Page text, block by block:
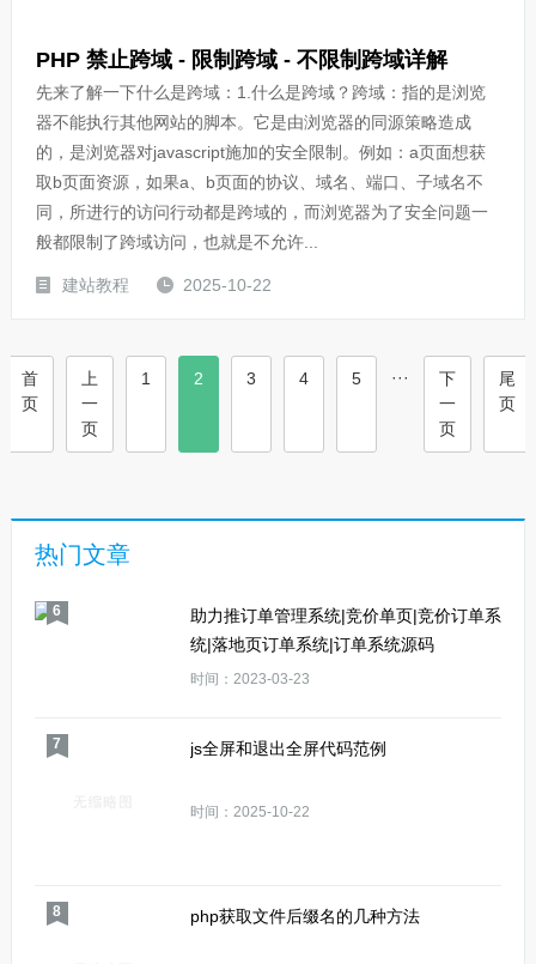
PHP 禁止跨域 - 限制跨域 - 不限制跨域详解
先来了解一下什么是跨域：1.什么是跨域？跨域：指的是浏览
器不能执行其他网站的脚本。它是由浏览器的同源策略造成
的，是浏览器对javascript施加的安全限制。例如：a页面想获
取b页面资源，如果a、b页面的协议、域名、端口、子域名不
同，所进行的访问行动都是跨域的，而浏览器为了安全问题一
般都限制了跨域访问，也就是不允许...
建站教程 2025-10-22
首
页
上
一
页
1 2 3 4 5 ···
下
一
页
尾
页
热门文章
6
助力推订单管理系统|竞价单页|竞价订单系
统|落地页订单系统|订单系统源码
时间：2023-03-23
7 js全屏和退出全屏代码范例
时间：2025-10-22
8 php获取文件后缀名的几种方法